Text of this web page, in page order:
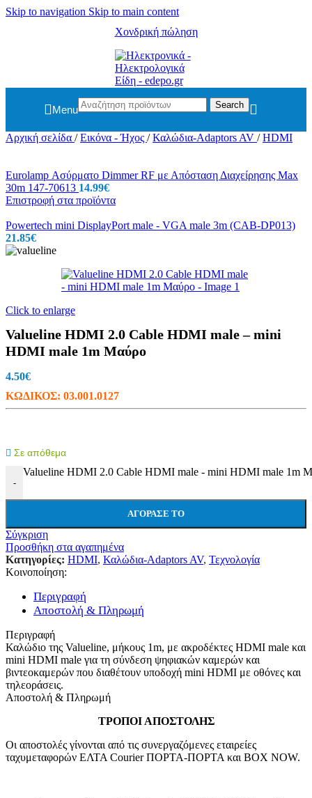
Skip to navigation Skip to main content
Χονδρική πώληση
Menu Search
Αρχική σελίδα / Εικόνα - Ήχος / Καλώδια-Adaptors AV / HDMI
Eurolamp Ασύρματο Dimmer RF με Απόσταση Διαχείρησης Max
30m 147-70613 14.99€
Επιστροφή στα προϊόντα
Powertech mini DisplayPort male - VGA male 3m (CAB-DP013)
21.85€
Click to enlarge
Valueline HDMI 2.0 Cable HDMI male – mini
HDMI male 1m Μαύρο
4.50€
ΚΩΔΙΚΟΣ: 03.001.0127
Σε απόθεμα
-
Valueline HDMI 2.0 Cable HDMI male - mini HDMI male 1m
ΑΓΌΡΑΣΕ ΤΟ
Σύγκριση
Προσθήκη στα αγαπημένα
Κατηγορίες: HDMI, Καλώδια-Adaptors AV, Τεχνολογία
Κοινοποίηση:
Περιγραφή
Αποστολή & Πληρωμή
Περιγραφή
Καλώδιο της Valueline, μήκους 1m, με ακροδέκτες HDMI male και
mini HDMI male για τη σύνδεση ψηφιακών καμερών και
βιντεοκαμερών που διαθέτουν υποδοχή mini HDMI με οθόνες και
τηλεοράσεις.
Αποστολή & Πληρωμή
ΤΡΟΠΟΙ ΑΠΟΣΤΟΛΗΣ
Οι αποστολές γίνονται από τις συνεργαζόμενες εταιρείες
ταχυμεταφορών ΕΛΤΑ Courier ΠΟΡΤΑ-ΠΟΡΤΑ και BOX NOW.